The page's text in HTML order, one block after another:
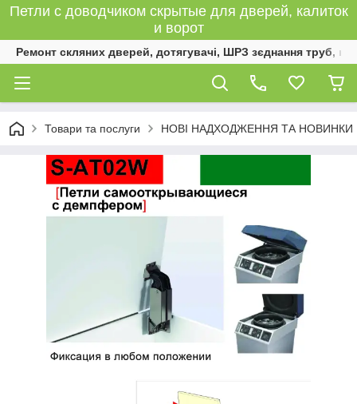
Петли с доводчиком скрытые для дверей, калиток
и ворот
Ремонт скляних дверей, дотягувачі, ШРЗ зєднання труб,
Товари та послуги НОВІ НАДХОДЖЕННЯ ТА НОВИНКИ